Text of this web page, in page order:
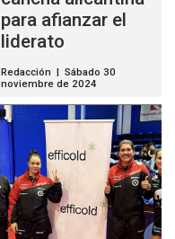
para afianzar el
liderato
Redacción | Sábado 30
noviembre de 2024